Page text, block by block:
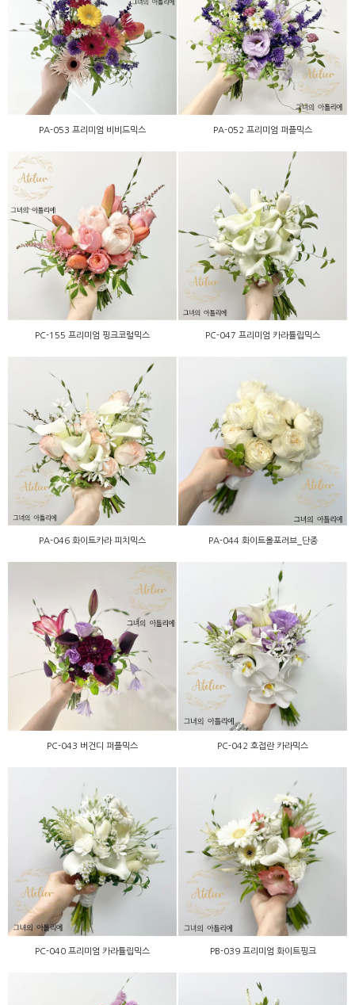
PA-053 프리미엄 비비드믹
스
PA-053 프리미엄 비비드믹스
PA-052 프리미엄 퍼플믹스
PA-052 프리미엄 퍼플믹스
PC-155 프리미엄 핑크코럴
믹스
PC-155 프리미엄 핑크코럴믹스
PC-047 프리미엄 카라튤립
믹스
PC-047 프리미엄 카라튤립믹스
PA-046 화이트카라 피치믹
스
PA-046 화이트카라 피치믹스
PA-044 화이트올포러브_
단종
PA-044 화이트올포러브_단종
PC-043 버건디 퍼플믹스
PC-043 버건디 퍼플믹스
PC-042 호접란 카라믹스
PC-042 호접란 카라믹스
PC-040 프리미엄 카라튤립
믹스
PC-040 프리미엄 카라튤립믹스
PB-039 프리미엄 화이트핑
크
PB-039 프리미엄 화이트핑크